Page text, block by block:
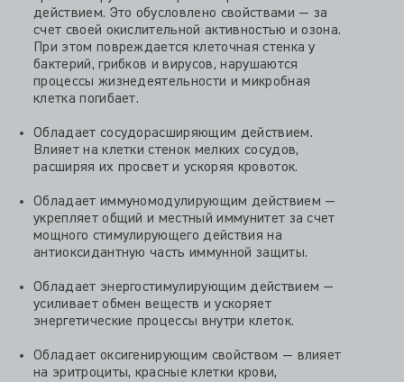
действием. Это обусловлено свойствами — за
счет своей окислительной активностью и озона.
При этом повреждается клеточная стенка у
бактерий, грибков и вирусов, нарушаются
процессы жизнедеятельности и микробная
клетка погибает.
Обладает сосудорасширяющим действием.
Влияет на клетки стенок мелких сосудов,
расширяя их просвет и ускоряя кровоток.
Обладает иммуномодулирующим действием —
укрепляет общий и местный иммунитет за счет
мощного стимулирующего действия на
антиоксидантную часть иммунной защиты.
Обладает энергостимулирующим действием —
усиливает обмен веществ и ускоряет
энергетические процессы внутри клеток.
Обладает оксигенирующим свойством — влияет
на эритроциты, красные клетки крови,